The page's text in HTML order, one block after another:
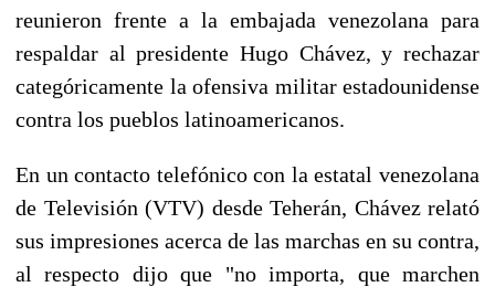
reunieron frente a la embajada venezolana para
respaldar al presidente Hugo Chávez, y rechazar
categóricamente la ofensiva militar estadounidense
contra los pueblos latinoamericanos.
En un contacto telefónico con la estatal venezolana
de Televisión (VTV) desde Teherán, Chávez relató
sus impresiones acerca de las marchas en su contra,
al respecto dijo que "no importa, que marchen